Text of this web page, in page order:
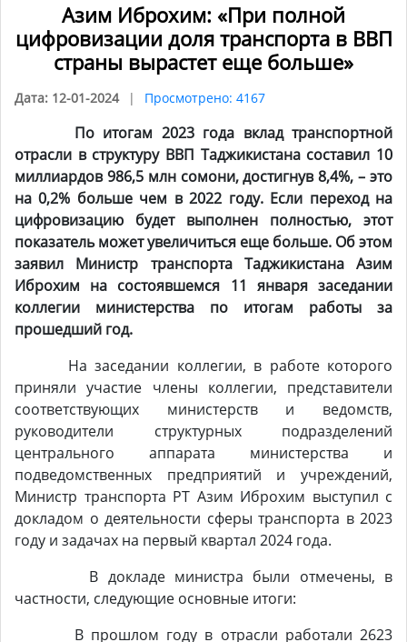
Азим Иброхим: «При полной
цифровизации доля транспорта в ВВП
страны вырастет еще больше»
Дата: 12-01-2024 Просмотрено: 4167
По итогам 2023 года вклад транспортной
отрасли в структуру ВВП Таджикистана составил 10
миллиардов 986,5 млн сомони, достигнув 8,4%, – это
на 0,2% больше чем в 2022 году. Если переход на
цифровизацию будет выполнен полностью, этот
показатель может увеличиться еще больше. Об этом
заявил Министр транспорта Таджикистана Азим
Иброхим на состоявшемся 11 января заседании
коллегии министерства по итогам работы за
прошедший год.
На заседании коллегии, в работе которого
приняли участие члены коллегии, представители
соответствующих министерств и ведомств,
руководители структурных подразделений
центрального аппарата министерства и
подведомственных предприятий и учреждений,
Министр транспорта РТ Азим Иброхим выступил с
докладом о деятельности сферы транспорта в 2023
году и задачах на первый квартал 2024 года.
В докладе министра были отмечены, в
частности, следующие основные итоги:
В прошлом году в отрасли работали 2623